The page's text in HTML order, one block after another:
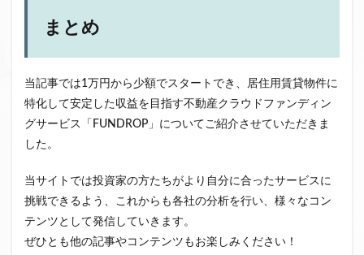
まとめ
当記事では1万円から少額でスタートでき、居住用賃貸物件に
特化して安定した収益を目指す不動産クラウドファンディン
グサービス「FUNDROP」についてご紹介させていただきま
した。
当サイトでは投資家の方たちがより自分に合ったサービスに
挑戦できるよう、これからも各社の分析を行い、様々なコン
テンツとして発信していきます。
ぜひとも他の記事やコンテンツもお楽しみください！